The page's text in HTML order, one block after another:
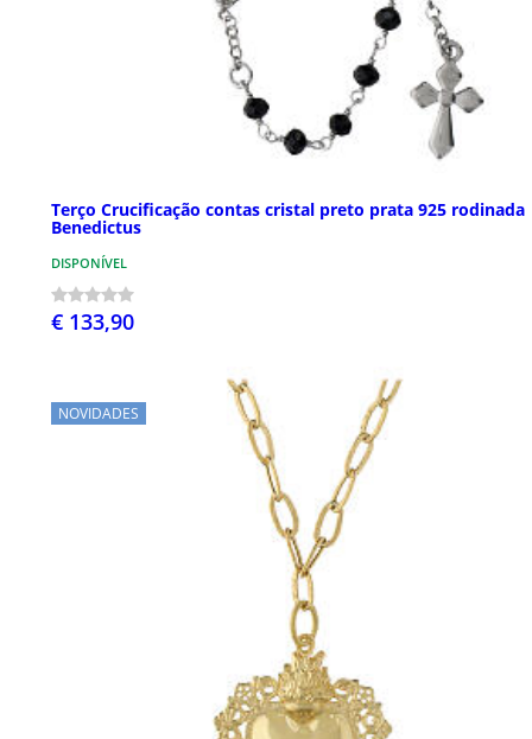
Terço Crucificação contas cristal preto prata 925 rodinada
Benedictus
DISPONÍVEL
€ 133,90
NOVIDADES